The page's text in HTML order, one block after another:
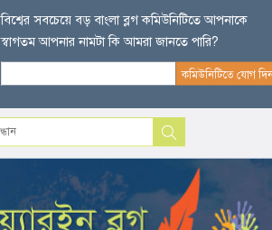
বিশ্বের সবচেয়ে বড় বাংলা ব্লগ কমিউনিটিতে আপনাকে
স্বাগতম আপনার নামটা কি আমরা জানতে পারি?